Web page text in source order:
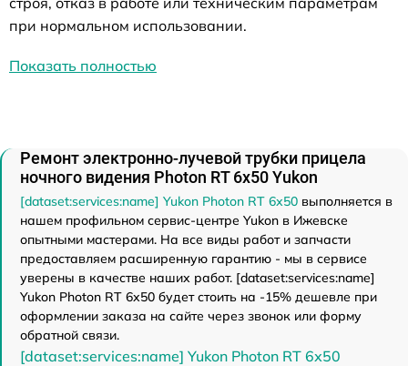
при нормальном использовании.
Показать полностью
Ремонт электронно-лучевой трубки прицела
ночного видения Photon RT 6х50 Yukon
[dataset:services:name] Yukon Photon RT 6х50 выполняется в
нашем профильном сервис-центре Yukon в Ижевске
опытными мастерами. На все виды работ и запчасти
предоставляем расширенную гарантию - мы в сервисе
уверены в качестве наших работ. [dataset:services:name]
Yukon Photon RT 6х50 будет стоить на -15% дешевле при
оформлении заказа на сайте через звонок или форму
обратной связи.
[dataset:services:name] Yukon Photon RT 6х50